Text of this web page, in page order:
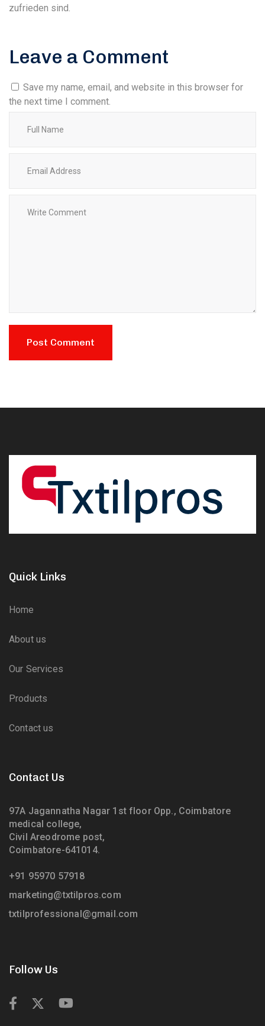
zufrieden sind.
Leave a Comment
Save my name, email, and website in this browser for
the next time I comment.
Quick Links
Home
About us
Our Services
Products
Contact us
Contact Us
97A Jagannatha Nagar 1st floor Opp., Coimbatore
medical college,
Civil Areodrome post,
Coimbatore-641014.
+91 95970 57918
marketing@txtilpros.com
txtilprofessional@gmail.com
Follow Us